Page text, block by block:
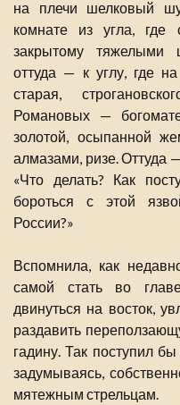
на плечи шелковый
комнате из угла, где
закрытому тяжелыми
оттуда — к углу, где
старая,
Романовых —
золотой, осыпанной
алмазами, ризе. Оттуда
«Что делать? Как
бороться с этой
России?»
Вспомнила, как
самой стать во
двинуться на восток,
раздавить
гадину. Так поступил
задумываясь,
мятежным стрельцам.